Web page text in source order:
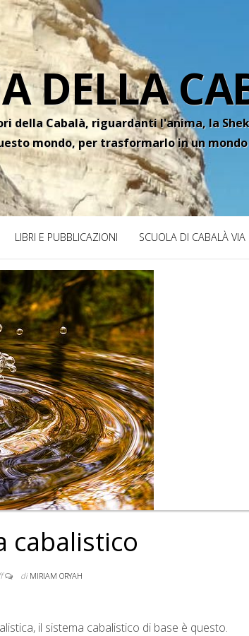
DELLA
della Cabalà, riguardanti l'anima, la
mondo, per trasformarlo in un
LIBRI E PUBBLICAZIONI SCUOLA DI CABALÀ VIA
cabalistico
di MIRIAM ORYAH
il sistema cabalistico di base è questo.